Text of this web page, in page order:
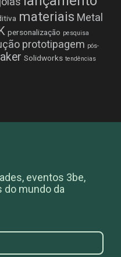
materiais Metal
personalização pesquisa
prototipagem pós-
Solidworks tendências
eventos 3be,
do mundo da